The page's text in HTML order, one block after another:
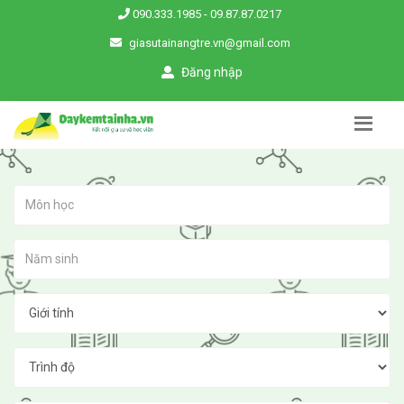
090.333.1985 - 09.87.87.0217
giasutainangtre.vn@gmail.com
Đăng nhập